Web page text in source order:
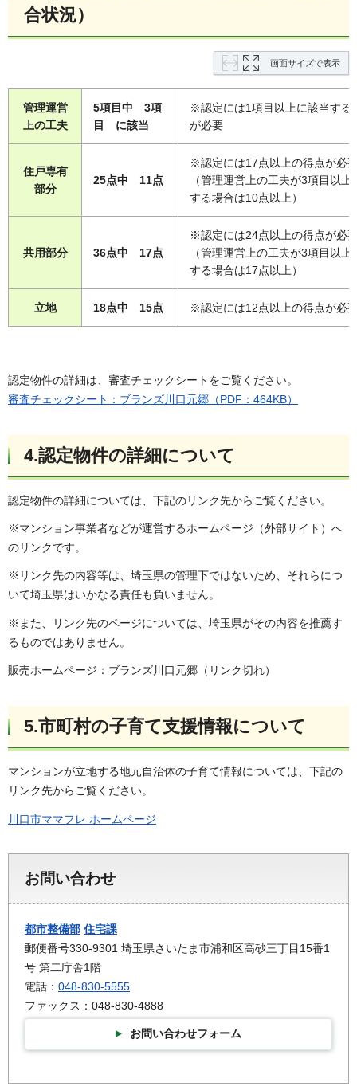
合状況）
画面サイズで表示
管理運営
上の工夫
5項目中 3項
目 に該当
※認定には1項目以上に該当する
が必要
住戸専有
部分
25点中 11点
※認定には17点以上の得点が必
（管理運営上の工夫が3項目以上
する場合は10点以上）
共用部分 36点中 17点
※認定には24点以上の得点が必
（管理運営上の工夫が3項目以上
する場合は17点以上）
立地 18点中 15点 ※認定には12点以上の得点が必
認定物件の詳細は、審査チェックシートをご覧ください。
審査チェックシート：ブランズ川口元郷（PDF：464KB）
4.認定物件の詳細について
認定物件の詳細については、下記のリンク先からご覧ください。
※マンション事業者などが運営するホームページ（外部サイト）へ
のリンクです。
※リンク先の内容等は、埼玉県の管理下ではないため、それらにつ
いて埼玉県はいかなる責任も負いません。
※また、リンク先のページについては、埼玉県がその内容を推薦す
るものではありません。
販売ホームページ：ブランズ川口元郷（リンク切れ）
5.市町村の子育て支援情報について
マンションが立地する地元自治体の子育て情報については、下記の
リンク先からご覧ください。
川口市ママフレ ホームページ
お問い合わせ
都市整備部 住宅課
郵便番号330-9301 埼玉県さいたま市浦和区高砂三丁目15番1
号 第二庁舎1階
電話： 048-830-5555
ファックス：048-830-4888
お問い合わせフォーム